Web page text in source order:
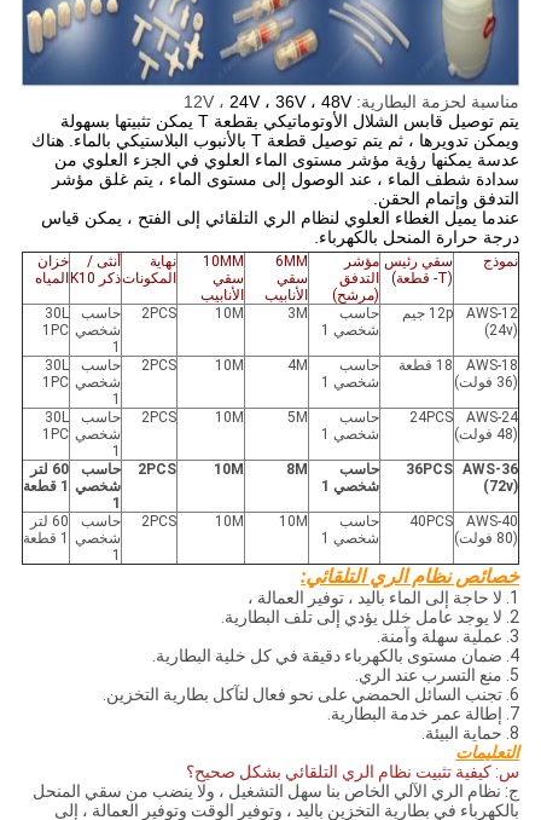
مناسبة لحزمة البطارية: 12V ،24V ، 36V ، 48V
يتم توصيل قابس الشلال الأوتوماتيكي بقطعة T يمكن تثبيتها بسهولة
ويمكن تدويرها ، ثم يتم توصيل قطعة T بالأنبوب البلاستيكي بالماء. هناك
عدسة يمكنها رؤية مؤشر مستوى الماء العلوي في الجزء العلوي من
سدادة شطف الماء ، عند الوصول إلى مستوى الماء ، يتم غلق مؤشر
التدفق وإتمام الحقن.
عندما يميل الغطاء العلوي لنظام الري التلقائي إلى الفتح ، يمكن قياس
درجة حرارة المنحل بالكهرباء.
نموذج
سقي رئيس
(T- قطعة)
مؤشر
التدفق
(مرشح)
6MM
سقي
الأنابيب
10MM
سقي
الأنابيب
نهاية
المكونات
أنثى /
ذكر K10
خزان
المياه
AWS-12
(24v)
12p جيم
حاسب
شخصي 1
3M
10M
2PCS
حاسب
شخصي
1
30L
1PC
AWS-18
(36 فولت)
18 قطعة
حاسب
شخصي 1
4M
10M
2PCS
حاسب
شخصي
1
30L
1PC
AWS-24
(48 فولت)
24PCS
حاسب
شخصي 1
5M
10M
2PCS
حاسب
شخصي
1
30L
1PC
AWS-36
(72v)
36PCS
حاسب
شخصي 1
8M
10M
2PCS
حاسب
شخصي
1
60 لتر
1 قطعة
AWS-40
(80 فولت)
40PCS
حاسب
شخصي 1
10M
10M
2PCS
حاسب
شخصي
1
60 لتر
1 قطعة
خصائص نظام الري التلقائي:
1. لا حاجة إلى الماء باليد ، توفير العمالة ،
2. لا يوجد عامل خلل يؤدي إلى تلف البطارية.
3. عملية سهلة وآمنة.
4. ضمان مستوى بالكهرباء دقيقة في كل خلية البطارية.
5. منع التسرب عند الري.
6. تجنب السائل الحمضي على نحو فعال لتآكل بطارية التخزين.
7. إطالة عمر خدمة البطارية.
8. حماية البيئة.
التعليمات
س: كيفية تثبيت نظام الري التلقائي بشكل صحيح؟
ج: نظام الري الآلي الخاص بنا سهل التشغيل ، ولا ينضب من سقي المنحل
بالكهرباء في بطارية التخزين باليد ، وتوفير الوقت وتوفير العمالة ، إلى